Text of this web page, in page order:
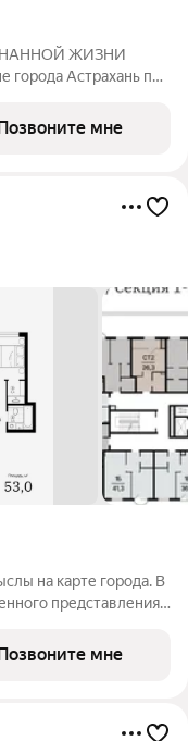
города Астрахань по
IV кв. 2026 года.
мне
на карте города. В
представления
нашего
мне